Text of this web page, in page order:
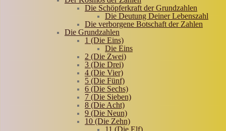
Die Schöpferkraft der Grundzahlen
Die Deutung Deiner Lebenszahl
Die verborgene Botschaft der Zahlen
Die Grundzahlen
1 (Die Eins)
Die Eins
2 (Die Zwei)
3 (Die Drei)
4 (Die Vier)
5 (Die Fünf)
6 (Die Sechs)
7 (Die Sieben)
8 (Die Acht)
9 (Die Neun)
10 (Die Zehn)
11 (Die Elf)